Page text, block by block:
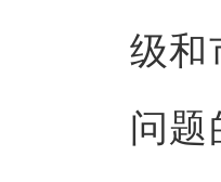
级和
问题